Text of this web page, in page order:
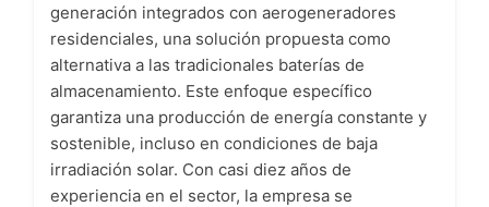
generación integrados con aerogeneradores
residenciales, una solución propuesta como
alternativa a las tradicionales baterías de
almacenamiento. Este enfoque específico
garantiza una producción de energía constante y
sostenible, incluso en condiciones de baja
irradiación solar. Con casi diez años de
experiencia en el sector, la empresa se